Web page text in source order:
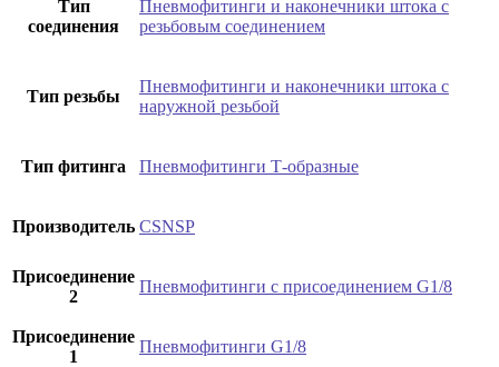
Тип
соединения
Пневмофитинги и наконечники штока с
резьбовым соединением
Тип резьбы
Пневмофитинги и наконечники штока с
наружной резьбой
Тип фитинга Пневмофитинги Т-образные
Производитель CSNSP
Присоединение
2
Пневмофитинги с присоединением G1/8
Присоединение
1
Пневмофитинги G1/8